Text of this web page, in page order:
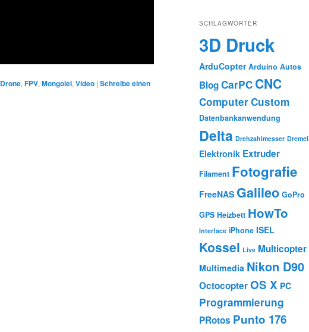
Drone,FPV,Mongolei,Video | Schreibe einen
SCHLAGWÖRTER
3D Druck
ArduCopter Arduino Autos
BlogCarPC CNC
ComputerCustom
Datenbankanwendung
Delta Drehzahlmesser Dremel
Elektronik Extruder
Filament Fotografie
FreeNAS Galileo GoPro
GPS Heizbett HowTo
Interface iPhone ISEL
Kossel Live Multicopter
Multimedia Nikon D90
OctocopterOS X PC
Programmierung
PRotos Punto 176